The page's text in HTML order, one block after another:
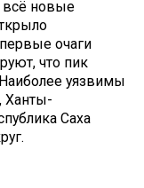
всё новые
очаги
что пик
уязвимы
Ханты-
Саха